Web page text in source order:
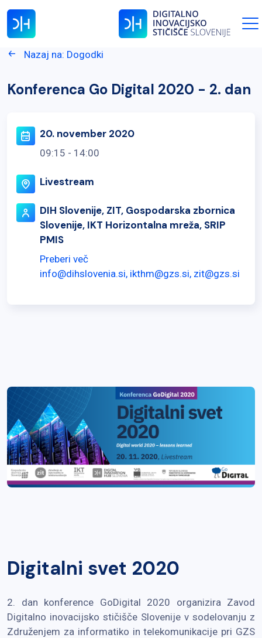
Nazaj na: Dogodki
Konferenca Go Digital 2020 - 2. dan
20. november 2020
09:15 - 14:00
Livestream
DIH Slovenije, ZIT, Gospodarska zbornica
Slovenije, IKT Horizontalna mreža, SRIP
PMIS
Preberi več
info@dihslovenia.si, ikthm@gzs.si, zit@gzs.si
Digitalni svet 2020
2. dan konference GoDigital 2020 organizira Zavod
Digitalno inovacijsko stičišče Slovenije v sodelovanju z
Združenjem za informatiko in telekomunikacije pri GZS